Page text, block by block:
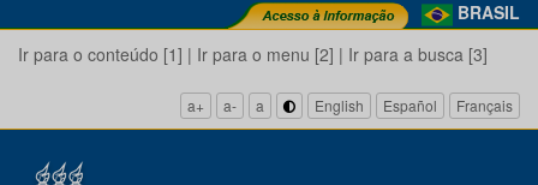
BRASIL
Ir para o conteúdo [1] | Ir para o menu [2] | Ir para a busca [3]
a+ a- a English Español Français